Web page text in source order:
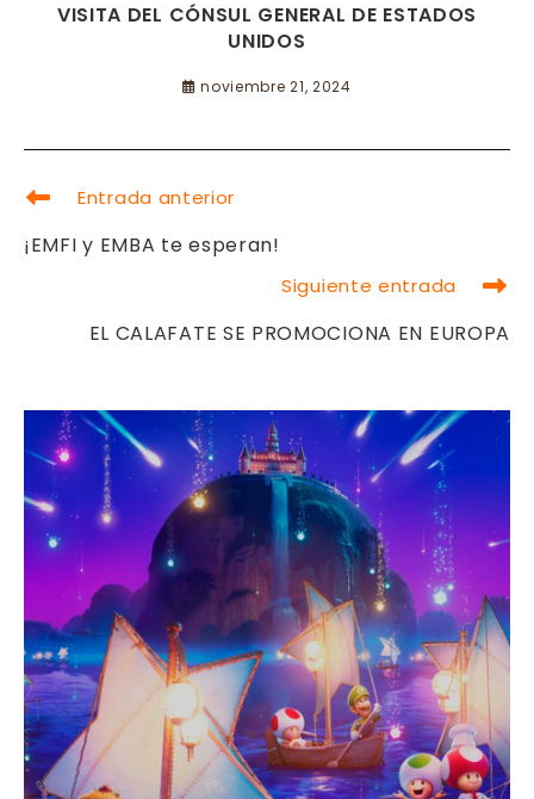
VISITA DEL CÓNSUL GENERAL DE ESTADOS
UNIDOS
noviembre 21, 2024
LEER
ARTÍCULOS
Entrada anterior
¡EMFI y EMBA te esperan!
Siguiente entrada
EL CALAFATE SE PROMOCIONA EN EUROPA